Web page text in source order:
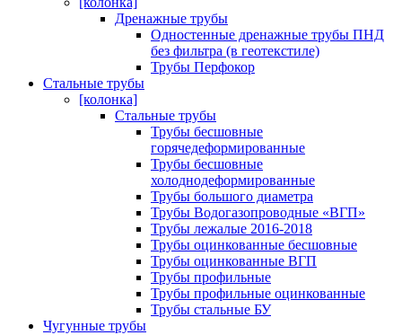
Дренажные трубы
Одностенные дренажные трубы ПНД
без фильтра (в геотекстиле)
Трубы Перфокор
Стальные трубы
[колонка]
Стальные трубы
Трубы бесшовные
горячедеформированные
Трубы бесшовные
холоднодеформированные
Трубы большого диаметра
Трубы Водогазопроводные «ВГП»
Трубы лежалые 2016-2018
Трубы оцинкованные бесшовные
Трубы оцинкованные ВГП
Трубы профильные
Трубы профильные оцинкованные
Трубы стальные БУ
Чугунные трубы